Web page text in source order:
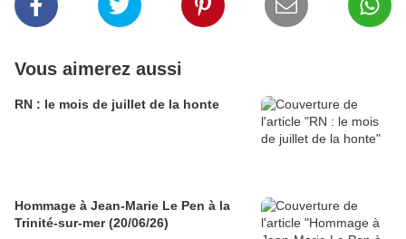
Vous aimerez aussi
RN : le mois de juillet de la honte
Hommage à Jean-Marie Le Pen à la
Trinité-sur-mer (20/06/26)